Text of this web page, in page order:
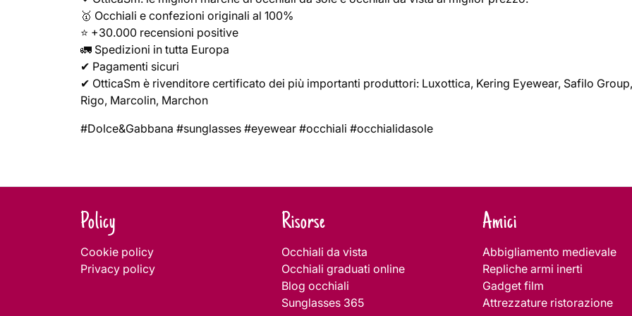
🥇 Occhiali e confezioni originali al 100%
⭐ +30.000 recensioni positive
🚛 Spedizioni in tutta Europa
✔ Pagamenti sicuri
✔ OtticaSm è rivenditore certificato dei più importanti produttori: Luxottica, Kering Eyewear, Safilo
Rigo, Marcolin, Marchon
#Dolce&Gabbana #sunglasses #eyewear #occhiali #occhialidasole
Navigazione
articoli
Policy
Cookie policy
Privacy policy
Risorse
Occhiali da vista
Occhiali graduati online
Blog occhiali
Sunglasses 365
Amici
Abbigliamento medievale
Repliche armi inerti
Gadget film
Attrezzature ristorazione